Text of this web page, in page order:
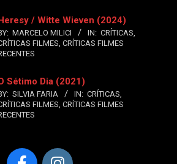
Heresy / Witte Wieven (2024)
MARCELO MILICI IN: CRÍTICAS,
FILMES, CRÍTICAS FILMES
Sétimo Dia (2021)
SILVIA FARIA IN: CRÍTICAS,
FILMES, CRÍTICAS FILMES